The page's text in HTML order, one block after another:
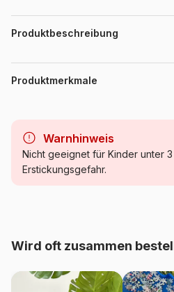
Produktbeschreibung
Jo-Ann Richards
Produktmerkmale
Kategorie
Herkunft
Artikelnummer
Warnhinweis
Nicht geeignet für Kinder unter 3
Erstickungsgefahr.
Wird oft zusammen